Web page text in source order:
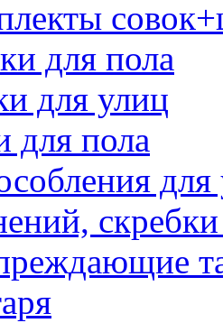
для пола
для улиц
для пола